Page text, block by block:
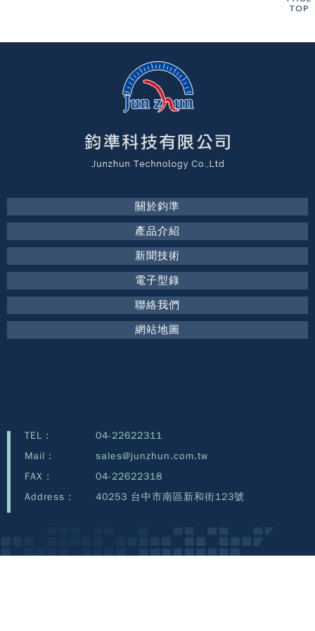
關於鈞準
產品介紹
新聞技術
電子型錄
聯絡我們
網站地圖
TEL :
04-22622311
Mail :
sales@junzhun.com.tw
FAX :
04-22622318
Address :
40253 台中市南區新和街123號